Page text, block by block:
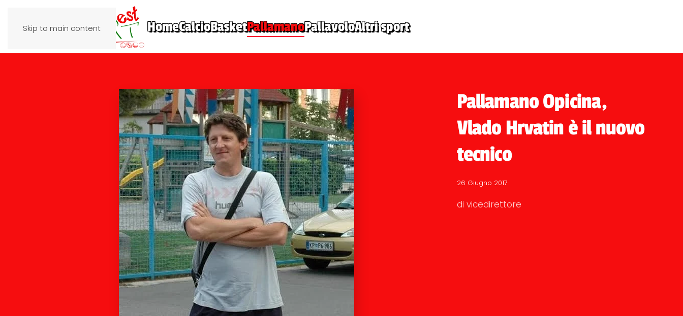
Skip to main content HomeCalcioBasketPallamanoPallavoloAltri sport
Pallamano Opicina,
Vlado Hrvatin è il nuovo
tecnico
26 Giugno 2017
di vicedirettore